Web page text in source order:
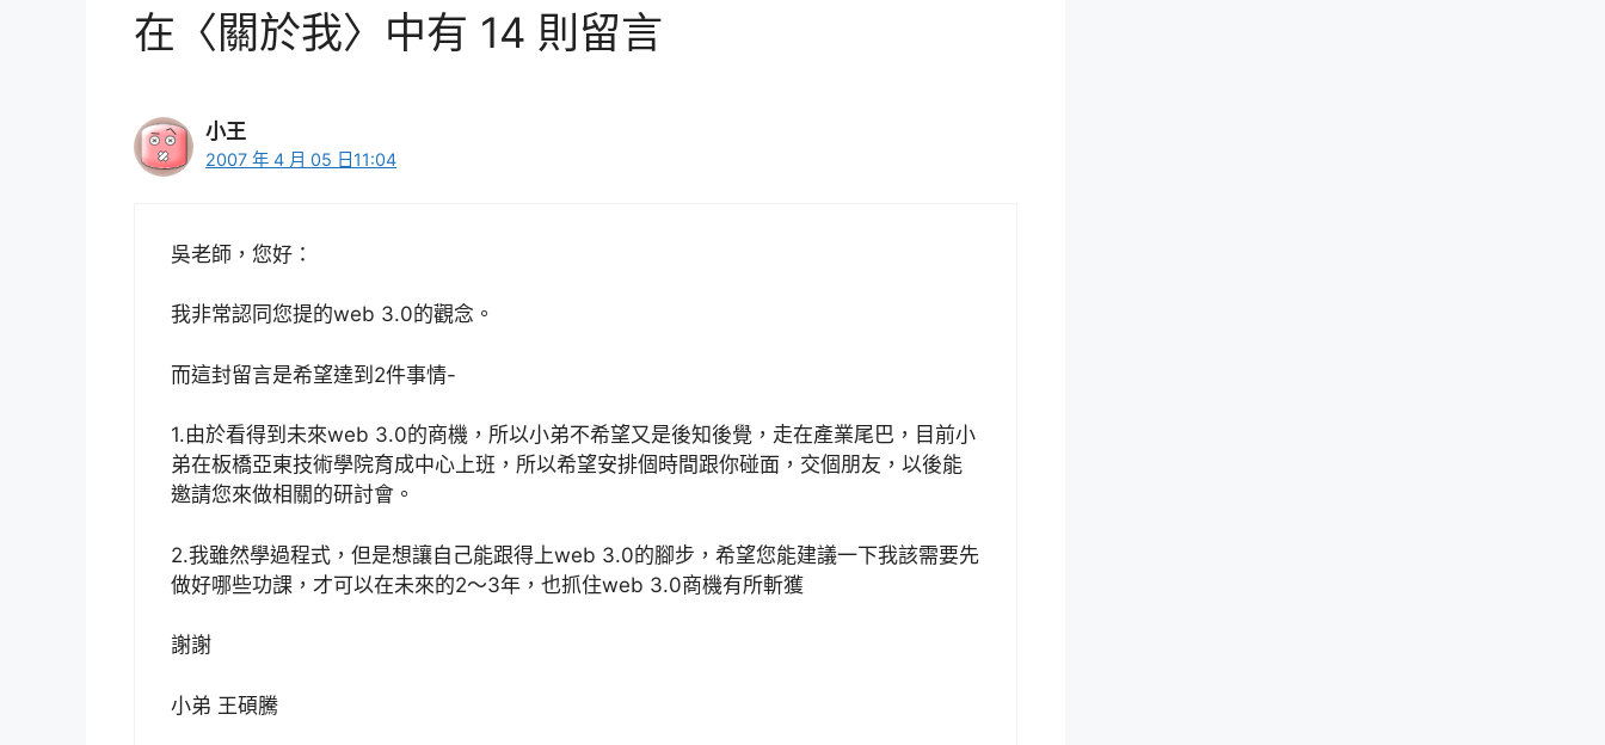
在〈關於我〉中有 14 則留言
小王
2007 年 4 月 05 日11:04
吳老師，您好：
我非常認同您提的web 3.0的觀念。
而這封留言是希望達到2件事情-
1.由於看得到未來web 3.0的商機，所以小弟不希望又是後知後覺，走在產業尾巴，目前小
弟在板橋亞東技術學院育成中心上班，所以希望安排個時間跟你碰面，交個朋友，以後能
邀請您來做相關的研討會。
2.我雖然學過程式，但是想讓自己能跟得上web 3.0的腳步，希望您能建議一下我該需要先
做好哪些功課，才可以在未來的2～3年，也抓住web 3.0商機有所斬獲
謝謝
小弟 王碩騰